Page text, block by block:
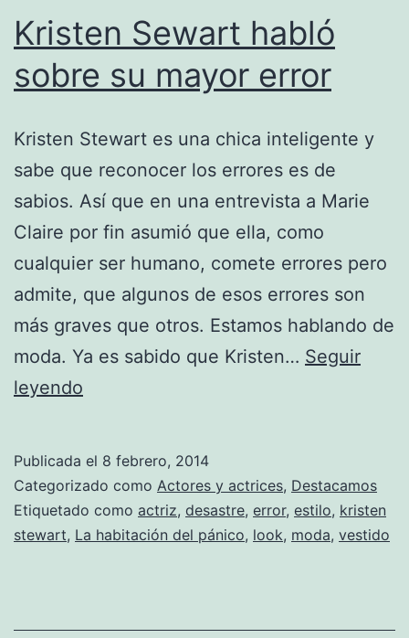
Kristen Sewart habló
sobre su mayor error
Kristen Stewart es una chica inteligente y
sabe que reconocer los errores es de
sabios. Así que en una entrevista a Marie
Claire por fin asumió que ella, como
cualquier ser humano, comete errores pero
admite, que algunos de esos errores son
más graves que otros. Estamos hablando de
moda. Ya es sabido que Kristen… Seguir
leyendo
sobre
su
mayor
Publicada el 8 febrero, 2014
Categorizado como Actores y actrices, Destacamos
Etiquetado como actriz, desastre, error, estilo, kristen
stewart, La habitación del pánico, look, moda, vestido